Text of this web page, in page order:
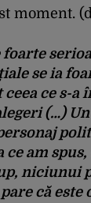
moment.
se ia
ce s-a
(…)
am
niciunui
că este